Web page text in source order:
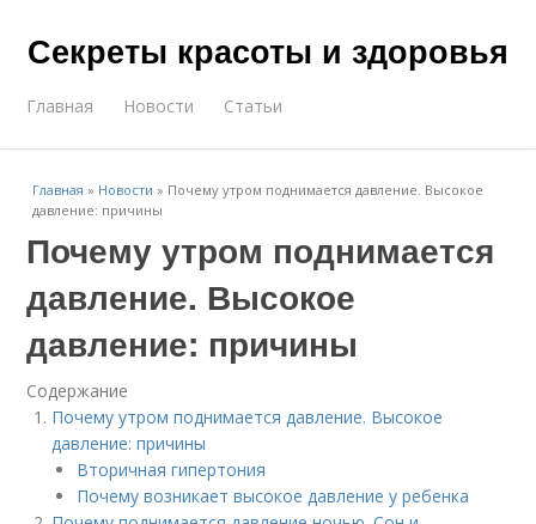
Секреты красоты и здоровья
Главная Новости Статьи
Главная » Новости » Почему утром поднимается давление. Высокое
давление: причины
Почему утром поднимается
давление. Высокое
давление: причины
Содержание
Почему утром поднимается давление. Высокое
давление: причины
Вторичная гипертония
Почему возникает высокое давление у ребенка